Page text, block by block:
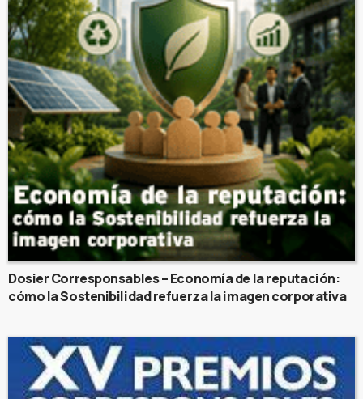
Dosier Corresponsables – Economía de la reputación:
cómo la Sostenibilidad refuerza la imagen corporativa